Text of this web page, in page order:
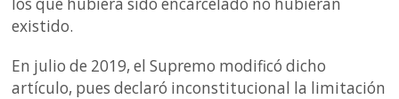
existido.
En julio de 2019, el Supremo modificó dicho
artículo, pues declaró inconstitucional la limitación